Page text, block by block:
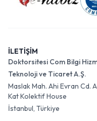
İLETİŞİM
Doktorsitesi Com Bilgi
Teknoloji ve Ticaret A.Ş.
Maslak Mah. Ahi Evran Cd.
Kat Kolektif House
İstanbul, Türkiye